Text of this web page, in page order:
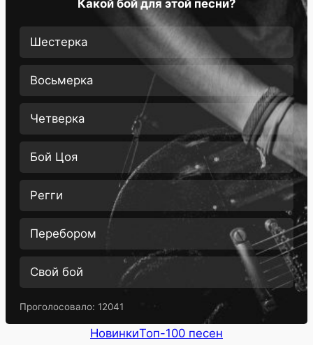
Какой бой для этой песни?
Шестерка
Восьмерка
Четверка
Бой Цоя
Регги
Перебором
Свой бой
Проголосовало: 12041
НовинкиТоп-100 песен